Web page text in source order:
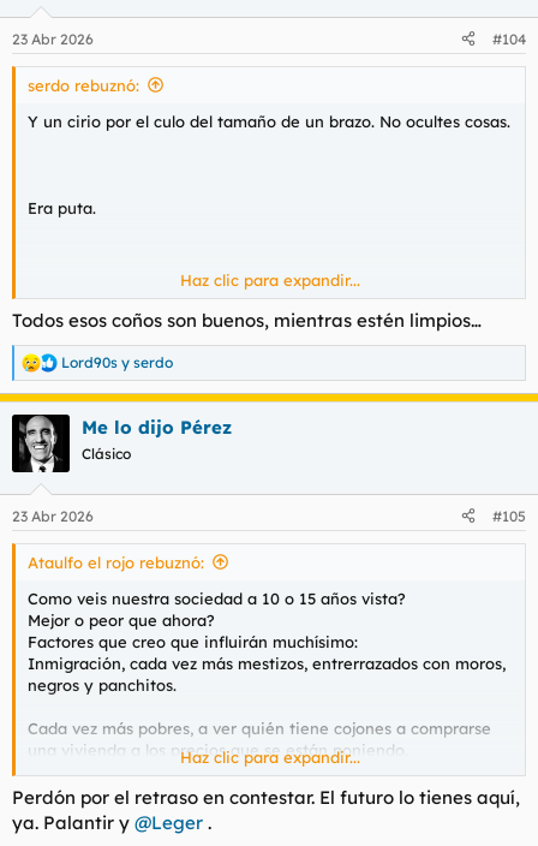
e
s
23 Abr 2026 #104
serdo rebuznó:
Y un cirio por el culo del tamaño de un brazo. No ocultes cosas.
Era puta.
Esta está de puta madre. Rosita, delicada y juvenil.
Nada que ver con el coño negro ese colgante de antes.
Menuda puta aberración, no la salvaba ni la juventud.
Haz clic para expandir...
Todos esos coños son buenos, mientras estén limpios…
R
e
a
c
c
e
s
Lord90s y serdo
Me lo dijo Pérez
Clásico
23 Abr 2026 #105
Ataulfo el rojo rebuznó:
Como veis nuestra sociedad a 10 o 15 años vista?
Mejor o peor que ahora?
Factores que creo que influirán muchísimo:
Inmigración, cada vez más mestizos, entrerrazados con moros,
negros y panchitos.
Cada vez más pobres, a ver quién tiene cojones a comprarse
una vivienda a los precios que se están poniendo.
Cada vez más borregos, con las redes sociales, nos adoctrinan
y domestican como quieren, pan y circo.
Haz clic para expandir...
Perdón por el retraso en contestar. El futuro lo tienes aquí,
ya. Palantir y @Leger .